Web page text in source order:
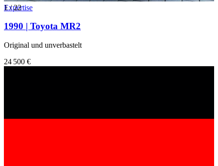
1/22
Expertise
1990 | Toyota MR2
Original und unverbastelt
24 500 €